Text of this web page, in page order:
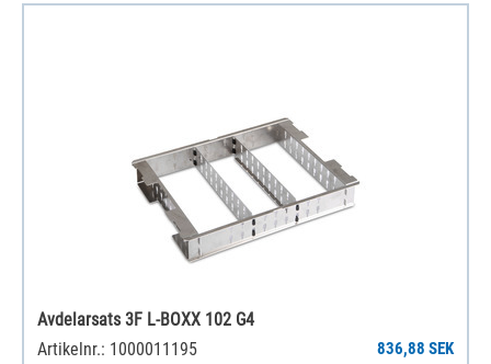
Avdelarsats 3F L-BOXX 102 G4
Artikelnr.: 1000011195
836,88 SEK